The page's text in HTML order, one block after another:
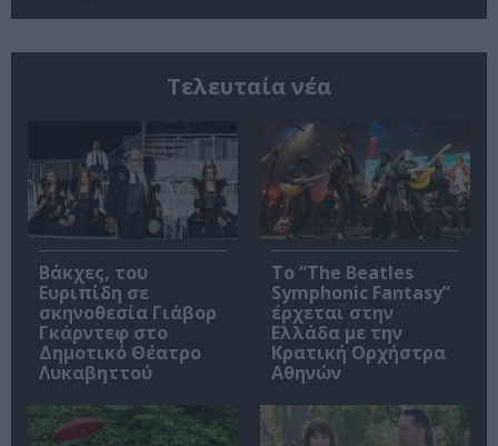
Τελευταία νέα
Βάκχες, του
Ευριπίδη σε
σκηνοθεσία Γιάβορ
Γκάρντεφ στο
Δημοτικό Θέατρο
Λυκαβηττού
Το “The Beatles
Symphonic Fantasy”
έρχεται στην
Ελλάδα με την
Κρατική Ορχήστρα
Αθηνών